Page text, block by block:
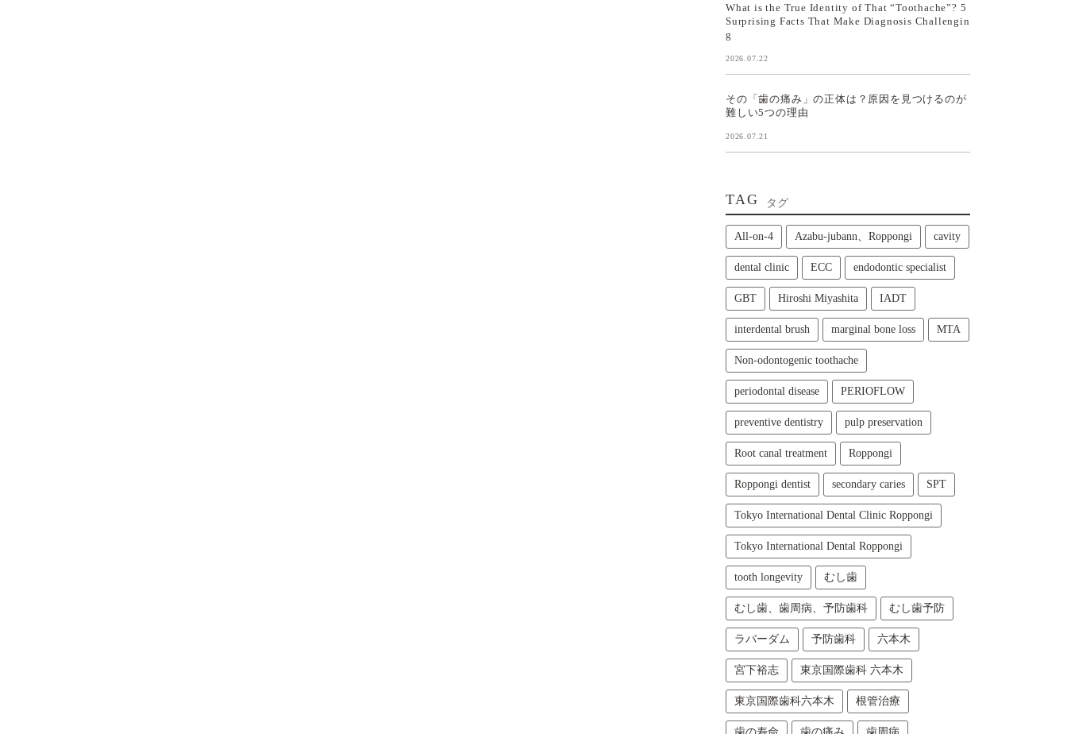
What is the True Identity of That “Toothache”? 5
Surprising Facts That Make Diagnosis Challengin
g
2026.07.22
その「歯の痛み」の正体は？原因を見つけるのが
難しい5つの理由
2026.07.21
TAG タグ
All‑on‑4 Azabu-jubann、Roppongi cavity
dental clinic ECC endodontic specialist
GBT Hiroshi Miyashita IADT
interdental brush marginal bone loss MTA
Non-odontogenic toothache
periodontal disease PERIOFLOW
preventive dentistry pulp preservation
Root canal treatment Roppongi
Roppongi dentist secondary caries SPT
Tokyo International Dental Clinic Roppongi
Tokyo International Dental Roppongi
tooth longevity むし歯
むし歯、歯周病、予防歯科 むし歯予防
ラバーダム 予防歯科 六本木
宮下裕志 東京国際歯科 六本木
東京国際歯科六本木 根管治療